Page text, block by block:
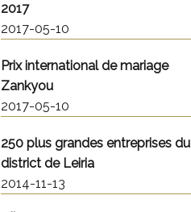
2017
2017-05-10
Prix international de mariage
Zankyou
2017-05-10
250 plus grandes entreprises du
district de Leiria
2014-11-13